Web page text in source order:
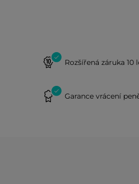
Rozšířená záruka 10
Garance vrácení